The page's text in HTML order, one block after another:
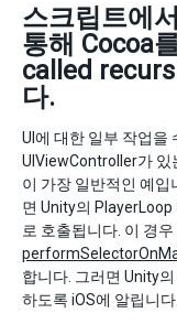
스크립트에
통해 Cocoa
called
다.
UI에 대한 일부 작업을
UIViewController가 있
이 가장 일반적인 예
면 Unity의
로 호출됩니다. 이 경우
합니다. 그러면 Unity
하도록 iOS에 알립니다.